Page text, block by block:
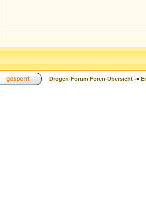
Drogen-Forum Foren-Übersicht ->